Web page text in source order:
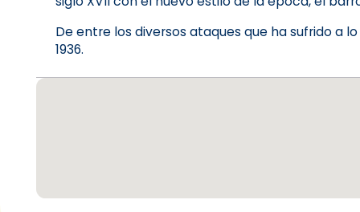
De entre los diversos ataques que ha sufrido a
1936.